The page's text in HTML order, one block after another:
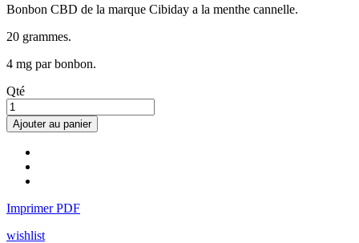
Bonbon CBD de la marque Cibiday a la menthe cannelle.
20 grammes.
4 mg par bonbon.
Qté
Ajouter au panier
Imprimer PDF
wishlist